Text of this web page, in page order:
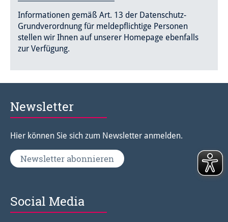
Informationen gemäß Art. 13 der Datenschutz-
Grundverordnung für meldepflichtige Personen
stellen wir Ihnen auf unserer Homepage ebenfalls
zur Verfügung.
Newsletter
Hier können Sie sich zum Newsletter anmelden.
Newsletter abonnieren
Social Media